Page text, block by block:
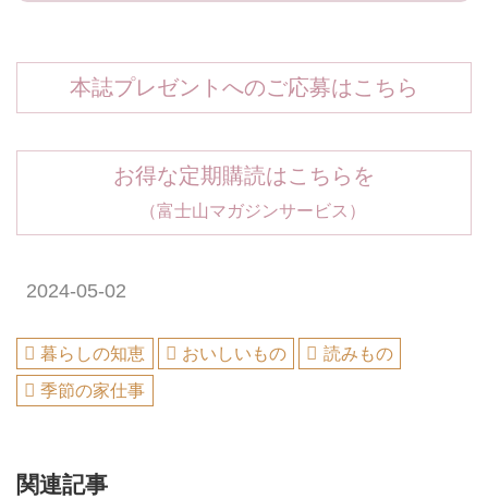
本誌プレゼントへのご応募はこちら
お得な定期購読はこちらを
（富士山マガジンサービス）
2024-05-02
暮らしの知恵 おいしいもの
読みもの
季節の家仕事
関連記事